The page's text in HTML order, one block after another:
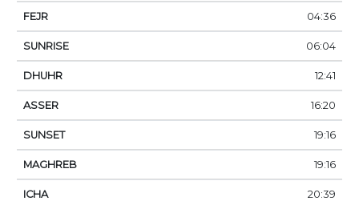
04:36
06:04
12:41
16:20
19:16
19:16
20:39